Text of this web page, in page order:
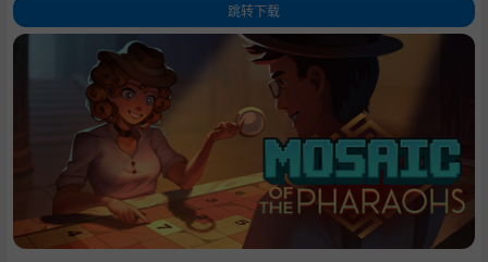
跳转下载
1.关于此游戏
系统需求
支持作者